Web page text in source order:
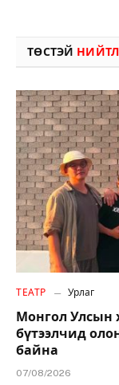
ТӨСТЭЙ
ТЕАТР Урлаг
Монгол Улсын
бүтээлчид
байна
07/08/2026